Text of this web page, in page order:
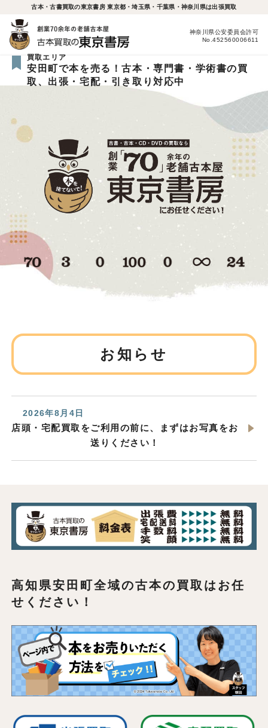
古本・古書買取の東京書房 東京都・埼玉県・千葉県・神奈川県は出張買取
神奈川県公安委員会許可
No.452560006611
買取エリア
安田町で本を売る！古本・専門書・学術書の買
取、出張・宅配・引き取り対応中
お知らせ
2026年8月4日
店頭・宅配買取をご利用の前に、まずはお写真をお
送りください！
高知県安田町全域の古本の買取はお任
せください！